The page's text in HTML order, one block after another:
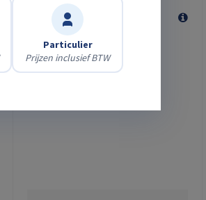
Prijs per dag vanaf
€33,06
excl. BTW
Particulier
Prijzen inclusief BTW